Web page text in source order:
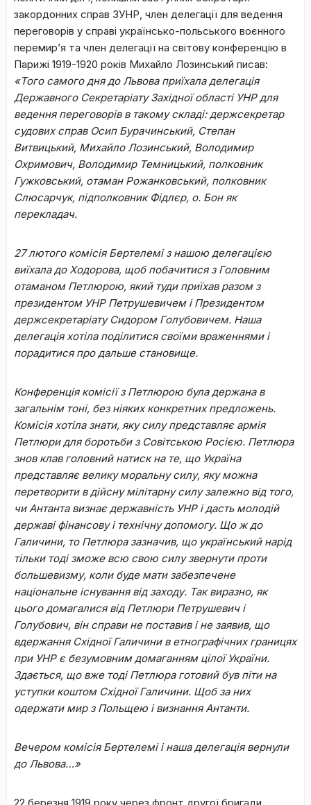
закордонних справ ЗУНР, член делегації для ведення
переговорів у справі українсько-польського воєнного
перемир’я та член делегації на світову конференцію в
Парижі 1919-1920 років Михайло Лозинський писав:
«Того самого дня до Львова приїхала делегація
Державного Секретаріату Західної області УНР для
ведення переговорів в такому складі: держсекретар
судових справ Осип Бурачинський, Степан
Витвицький, Михайло Лозинський, Володимир
Охримович, Володимир Темницький, полковник
Гужковський, отаман Рожанковський, полковник
Слюсарчук, підполковник Фідлєр, о. Бон як
перекладач.
27 лютого комісія Бертелемі з нашою делегацією
виїхала до Ходорова, щоб побачитися з Головним
отаманом Петлюрою, який туди приїхав разом з
президентом УНР Петрушевичем і Президентом
держсекретаріату Сидором Голубовичем. Наша
делегація хотіла поділитися своїми враженнями і
порадитися про дальше становище.
Конференція комісії з Петлюрою була держана в
загальнім тоні, без ніяких конкретних предложень.
Комісія хотіла знати, яку силу представляє армія
Петлюри для боротьби з Совітською Росією. Петлюра
знов клав головний натиск на те, що Україна
представляє велику моральну силу, яку можна
перетворити в дійсну мілітарну силу залежно від того,
чи Антанта визнає державність УНР і дасть молодій
державі фінансову і технічну допомогу. Що ж до
Галичини, то Петлюра зазначив, що український нарід
тільки тоді зможе всю свою силу звернути проти
большевизму, коли буде мати забезпечене
національне існування від заходу. Так виразно, як
цього домагалися від Петлюри Петрушевич і
Голубович, він справи не поставив і не заявив, що
вдержання Східної Галичини в етнографічних границях
при УНР є безумовним домаганням цілої України.
Здається, що вже тоді Петлюра готовий був піти на
уступки коштом Східної Галичини. Щоб за них
одержати мир з Польщею і визнання Антанти.
Вечером комісія Бертелемі і наша делегація вернули
до Львова…»